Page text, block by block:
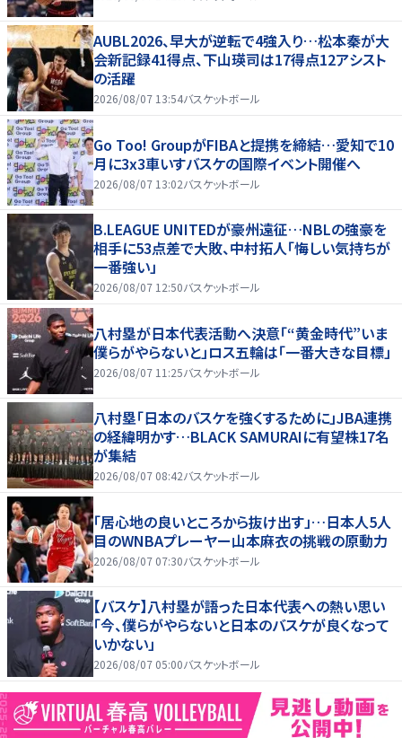
AUBL2026、早大が逆転で4強入り…松本秦が大
会新記録41得点、下山瑛司は17得点12アシスト
の活躍
2026/08/07 13:54バスケットボール
Go Too! GroupがFIBAと提携を締結…愛知で10
月に3x3車いすバスケの国際イベント開催へ
2026/08/07 13:02バスケットボール
B.LEAGUE UNITEDが豪州遠征…NBLの強豪を
相手に53点差で大敗、中村拓人「悔しい気持ちが
一番強い」
2026/08/07 12:50バスケットボール
八村塁が日本代表活動へ決意「“黄金時代”いま
僕らがやらないと」ロス五輪は「一番大きな目標」
2026/08/07 11:25バスケットボール
八村塁「日本のバスケを強くするために」JBA連携
の経緯明かす…BLACK SAMURAIに有望株17名
が集結
2026/08/07 08:42バスケットボール
「居心地の良いところから抜け出す」…日本人5人
目のWNBAプレーヤー山本麻衣の挑戦の原動力
2026/08/07 07:30バスケットボール
【バスケ】八村塁が語った日本代表への熱い思い
「今、僕らがやらないと日本のバスケが良くなって
いかない」
2026/08/07 05:00バスケットボール